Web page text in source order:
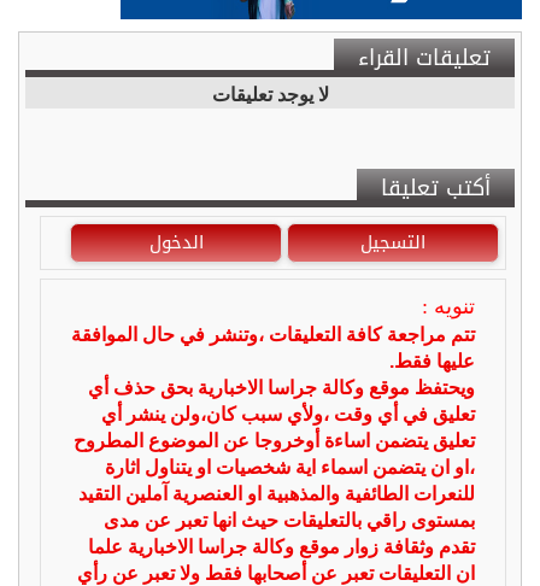
تعليقات القراء
لا يوجد تعليقات
أكتب تعليقا
التسجيل الدخول
تنويه :
تتم مراجعة كافة التعليقات ،وتنشر في حال الموافقة
عليها فقط.
ويحتفظ موقع وكالة جراسا الاخبارية بحق حذف أي
تعليق في أي وقت ،ولأي سبب كان،ولن ينشر أي
تعليق يتضمن اساءة أوخروجا عن الموضوع المطروح
،او ان يتضمن اسماء اية شخصيات او يتناول اثارة
للنعرات الطائفية والمذهبية او العنصرية آملين التقيد
بمستوى راقي بالتعليقات حيث انها تعبر عن مدى
تقدم وثقافة زوار موقع وكالة جراسا الاخبارية علما
ان التعليقات تعبر عن أصحابها فقط ولا تعبر عن رأي